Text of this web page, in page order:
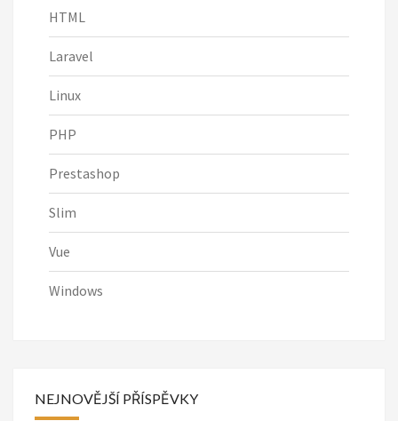
HTML
Laravel
Linux
PHP
Prestashop
Slim
Vue
Windows
NEJNOVĚJŠÍ PŘÍSPĚVKY